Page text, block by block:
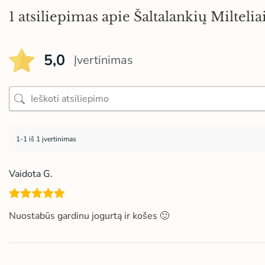
1 atsiliepimas apie Šaltalankių
5,0 Įvertinimas
1-1 iš 1 įvertinimas
Vaidota G.
:5iš 5
Nuostabūs gardinu jogurtą ir košes 🙂